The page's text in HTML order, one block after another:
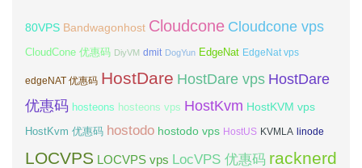
80VPS Bandwagonhost Cloudcone Cloudcone vps
CloudCone 优惠码 DiyVM dmit DogYun EdgeNat EdgeNat vps
edgeNAT 优惠码 HostDare HostDare vps HostDare
优惠码 hosteons hosteons vps HostKvm HostKVM vps
HostKvm 优惠码 hostodo hostodo vps HostUS KVMLA linode
LOCVPS LOCVPS vps LocVPS 优惠码 racknerd